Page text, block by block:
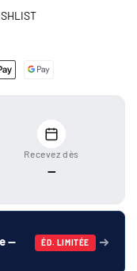
Recevez dès
—
—
ÉD. LIMITÉE